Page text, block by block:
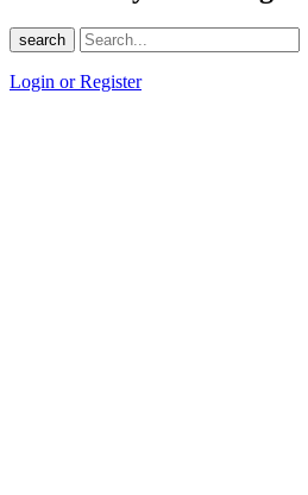
search
Login or Register